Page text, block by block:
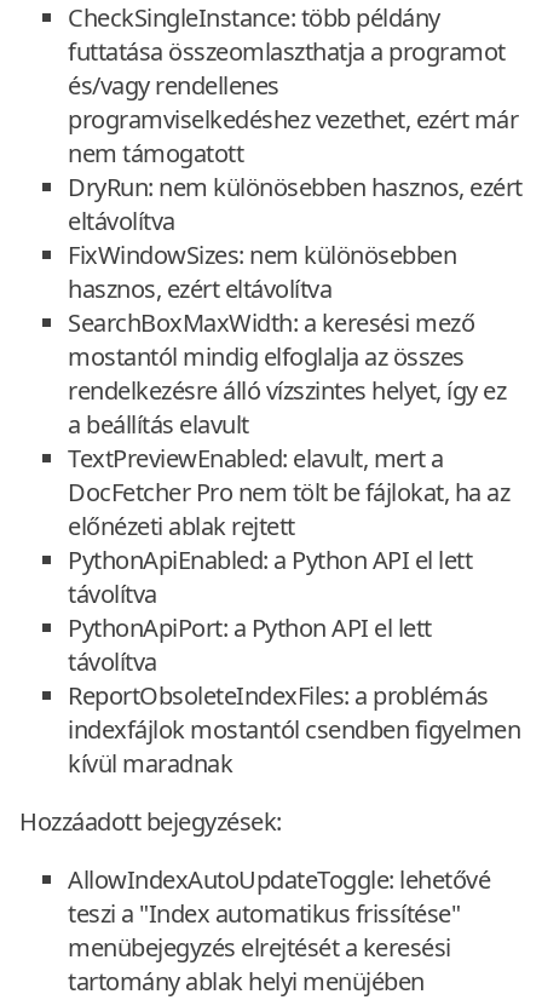
CheckSingleInstance: több példány
futtatása összeomlaszthatja a programot
és/vagy rendellenes
programviselkedéshez vezethet, ezért már
nem támogatott
DryRun: nem különösebben hasznos, ezért
eltávolítva
FixWindowSizes: nem különösebben
hasznos, ezért eltávolítva
SearchBoxMaxWidth: a keresési mező
mostantól mindig elfoglalja az összes
rendelkezésre álló vízszintes helyet, így ez
a beállítás elavult
TextPreviewEnabled: elavult, mert a
DocFetcher Pro nem tölt be fájlokat, ha az
előnézeti ablak rejtett
PythonApiEnabled: a Python API el lett
távolítva
PythonApiPort: a Python API el lett
távolítva
ReportObsoleteIndexFiles: a problémás
indexfájlok mostantól csendben figyelmen
kívül maradnak
Hozzáadott bejegyzések:
AllowIndexAutoUpdateToggle: lehetővé
teszi a "Index automatikus frissítése"
menübejegyzés elrejtését a keresési
tartomány ablak helyi menüjében